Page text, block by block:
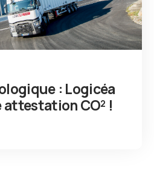
: Logicéa
CO² !